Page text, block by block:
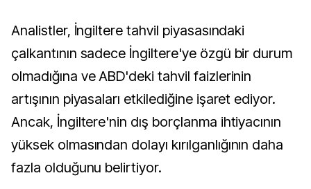
Analistler, İngiltere tahvil piyasasındaki
çalkantının sadece İngiltere'ye özgü bir durum
olmadığına ve ABD'deki tahvil faizlerinin
artışının piyasaları etkilediğine işaret ediyor.
Ancak, İngiltere'nin dış borçlanma ihtiyacının
yüksek olmasından dolayı kırılganlığının daha
fazla olduğunu belirtiyor.